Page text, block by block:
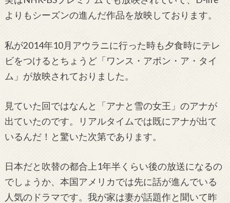
よりもシーズンの進んだ作品を放映しております。
私が2014年10月アウラニに行った時も夕食時にテレ
ビをつけるとちょうど「ワンス・アポン・ア・タイ
ム」が放映されておりました。
見ていた回ではなんと「アナと雪の女王」のアナが
出ていたのです。リアルタイムでは既にアナが出て
いるんだ！と驚いた次第であります。
日本だと吹替の都合上1年半くらい後の放送になるの
でしょうか、本国アメリカでは先に話が進んでいる
人気のドラマです。我が家は妻が話題作と聞いて昨